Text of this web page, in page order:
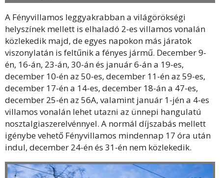
A Fényvillamos leggyakrabban a világörökségi
helyszínek mellett is elhaladó 2-es villamos vonalán
közlekedik majd, de egyes napokon más járatok
viszonylatán is feltűnik a fényes jármű. December 9-
én, 16-án, 23-án, 30-án és január 6-án a 19-es,
december 10-én az 50-es, december 11-én az 59-es,
december 17-én a 14-es, december 18-án a 47-es,
december 25-én az 56A, valamint január 1-jén a 4-es
villamos vonalán lehet utazni az ünnepi hangulatú
nosztalgiaszerelvénnyel. A normál díjszabás mellett
igénybe vehető Fényvillamos mindennap 17 óra után
indul, december 24-én és 31-én nem közlekedik.